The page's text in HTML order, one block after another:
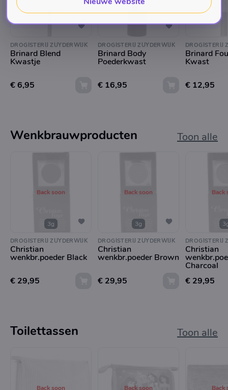
DROGISTERIJ ZUYDERWIJK
Brinard Blend
Kwastje
€ 6,95
DROGISTERIJ ZUYDERWIJK
Brinard Body
Poederkwast
€ 16,95
DROGISTERIJ
Brinard
Kwast
€ 12,95
Wenkbrauwproducten Toon alle
3g
Back soon
DROGISTERIJ ZUYDERWIJK
Christian
wenkbr.poeder Black
€ 29,95
3g
Back soon
DROGISTERIJ ZUYDERWIJK
Christian
wenkbr.poeder Brown
€ 29,95
Back
DROGISTERIJ
Christian
Charcoal
€ 29,95
Toilettassen Toon alle
Back soon Back soon Back